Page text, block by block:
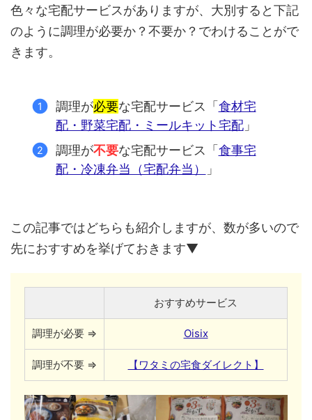
色々な宅配サービスがありますが、大別すると下記
のように調理が必要か？不要か？でわけることがで
きます。
調理が必要な宅配サービス「食材宅
配・野菜宅配・ミールキット宅配」
調理が不要な宅配サービス「食事宅
配・冷凍弁当（宅配弁当）
」
この記事ではどちらも紹介しますが、数が多いので
先におすすめを挙げておきます▼
おすすめサービス
調理が必要 ⇒ Oisix
調理が不要 ⇒ 【ワタミの宅食ダイレクト】